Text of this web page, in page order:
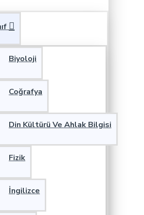
Biyoloji
Coğrafya
Din Kültürü Ve Ahlak Bilgisi
Fizik
İngilizce